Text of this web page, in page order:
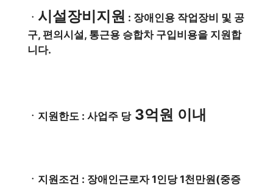
ㆍ 시설장비지원 : 장애인용 작업장비 및 공
구, 편의시설, 통근용 승합차 구입비용을 지원합
니다.
ㆍ지원한도 : 사업주 당3억원 이내
ㆍ지원조건 : 장애인근로자 1인당 1천만원(중증